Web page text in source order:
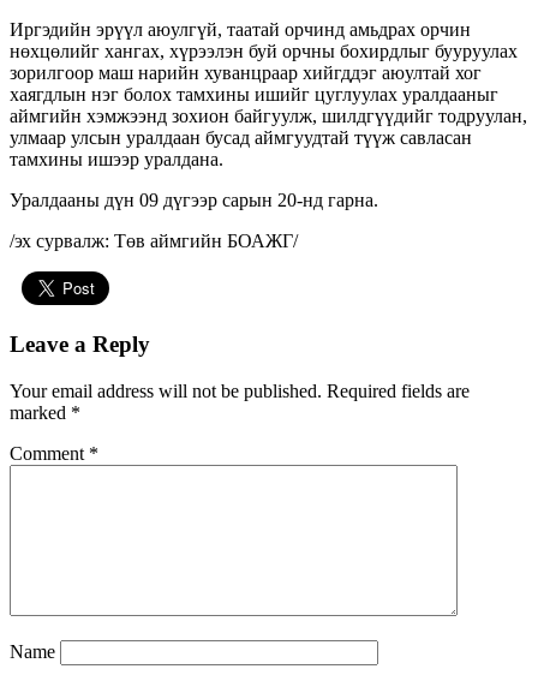
Иргэдийн эрүүл аюулгүй, таатай орчинд амьдрах орчин
нөхцөлийг хангах, хүрээлэн буй орчны бохирдлыг бууруулах
зорилгоор маш нарийн хуванцраар хийгддэг аюултай хог
хаягдлын нэг болох тамхины ишийг цуглуулах уралдааныг
аймгийн хэмжээнд зохион байгуулж, шилдгүүдийг тодруулан,
улмаар улсын уралдаан бусад аймгуудтай түүж савласан
тамхины ишээр уралдана.
Уралдааны дүн 09 дүгээр сарын 20-нд гарна.
/эх сурвалж: Төв аймгийн БОАЖГ/
Leave a Reply
Your email address will not be published. Required fields are
marked *
Comment *
Name